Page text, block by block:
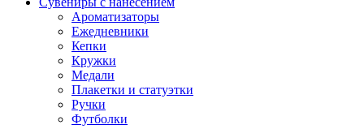
Ароматизаторы
Ежедневники
Кепки
Кружки
Медали
Плакетки и статуэтки
Ручки
Футболки